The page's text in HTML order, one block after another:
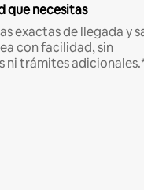
que necesitas
exactas de llegada y
con facilidad, sin
ni trámites